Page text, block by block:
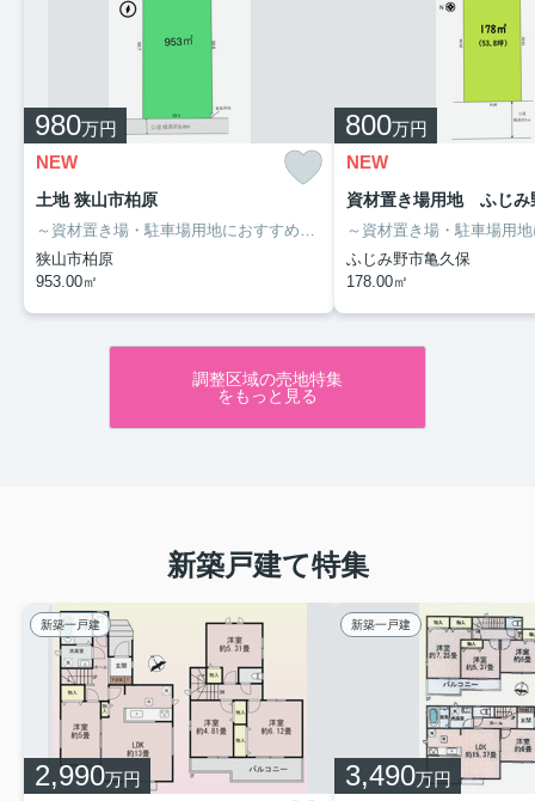
980万円
NEW
土地 狭山市柏原
～資材置き場・駐車場用地におすすめ～ ・敷地面積約953㎡、約288坪
狭山市柏原
953.00㎡
800万円
NEW
資材置き場用地 ふじみ
ふじみ野市亀久保
178.00㎡
調整区域の売地特集
をもっと見る
新築戸建て特集
新築一戸建
2,990万円
新築一戸建
3,490万円